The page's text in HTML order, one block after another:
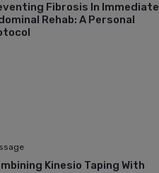
Fibrosis In Immediate
Rehab: A Personal
Kinesio Taping With